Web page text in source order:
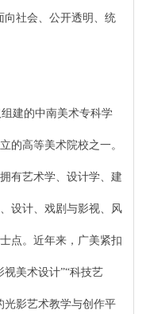
向社会、公开透明、统
组建的中南美术专科学
的高等美术院校之一。
有艺术学、设计学、建
设计、戏剧与影视、风
点。近年来，广美紧扣
视美术设计”“科技艺
光影艺术教学与创作平